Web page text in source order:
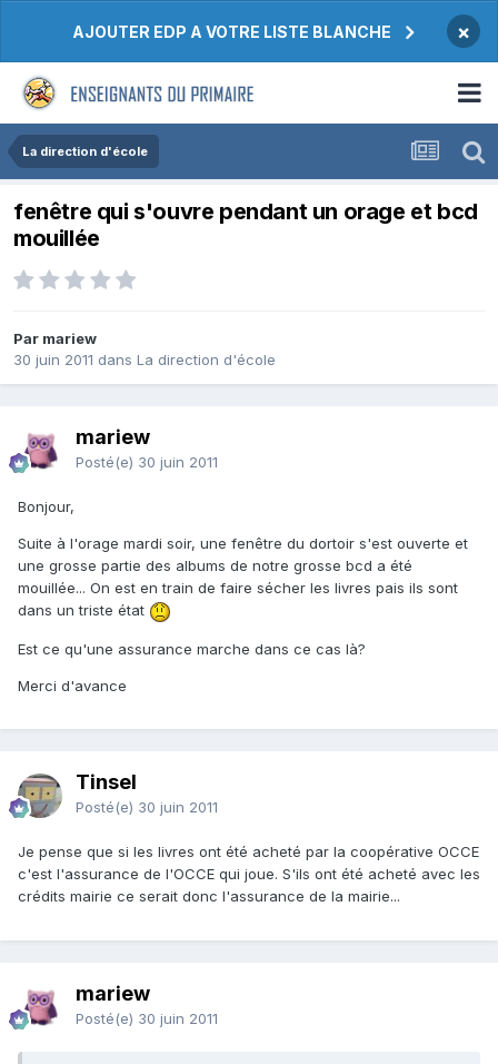
AJOUTER EDP A VOTRE LISTE BLANCHE ×
La direction d'école
fenêtre qui s'ouvre pendant un orage et bcd
mouillée
Par mariew
30 juin 2011 dans La direction d'école
mariew
Posté(e) 30 juin 2011
Bonjour,
Suite à l'orage mardi soir, une fenêtre du dortoir s'est ouverte et
une grosse partie des albums de notre grosse bcd a été
mouillée... On est en train de faire sécher les livres pais ils sont
dans un triste état
Est ce qu'une assurance marche dans ce cas là?
Merci d'avance
Tinsel
Posté(e) 30 juin 2011
Je pense que si les livres ont été acheté par la coopérative OCCE
c'est l'assurance de l'OCCE qui joue. S'ils ont été acheté avec les
crédits mairie ce serait donc l'assurance de la mairie...
mariew
Posté(e) 30 juin 2011